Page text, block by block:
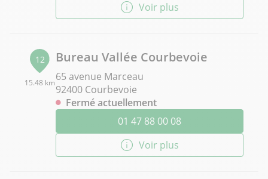
Voir plus
12
15.48 km
Bureau Vallée Courbevoie
65 avenue Marceau
92400 Courbevoie
Fermé actuellement
01 47 88 00 08
Voir plus